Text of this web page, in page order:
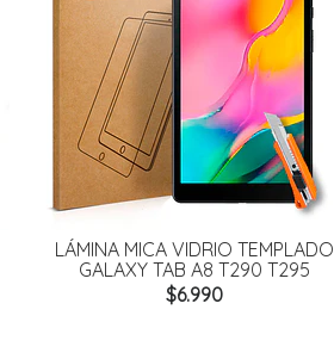
LÁMINA MICA VIDRIO TEMPLADO
GALAXY TAB A8 T290 T295
$6.990